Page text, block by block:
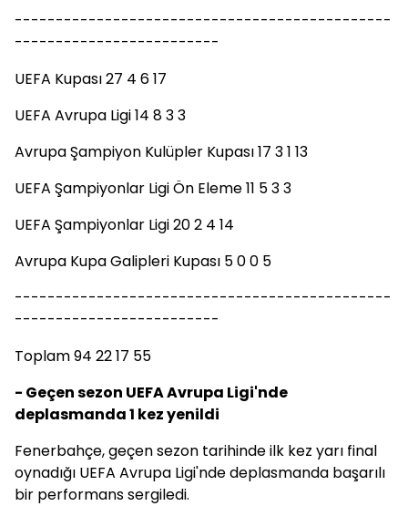
----------------------------------------------
-------------------------
UEFA Kupası 27 4 6 17
UEFA Avrupa Ligi 14 8 3 3
Avrupa Şampiyon Kulüpler Kupası 17 3 1 13
UEFA Şampiyonlar Ligi Ön Eleme 11 5 3 3
UEFA Şampiyonlar Ligi 20 2 4 14
Avrupa Kupa Galipleri Kupası 5 0 0 5
----------------------------------------------
-------------------------
Toplam 94 22 17 55
- Geçen sezon UEFA Avrupa Ligi'nde
deplasmanda 1 kez yenildi
Fenerbahçe, geçen sezon tarihinde ilk kez yarı final
oynadığı UEFA Avrupa Ligi'nde deplasmanda başarılı
bir performans sergiledi.